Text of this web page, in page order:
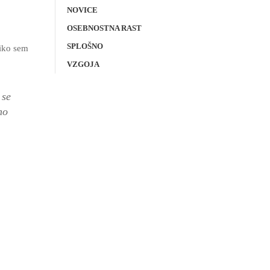
sem
NOVICE
OSEBNOSTNA RAST
SPLOŠNO
VZGOJA